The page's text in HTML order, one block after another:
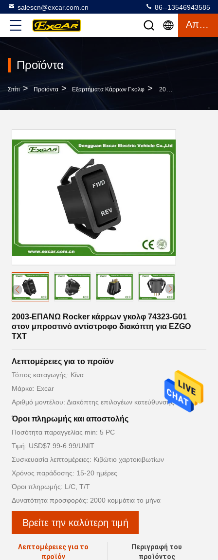
salescn@excar.com.cn 86--13546943585
Απόσπασμα
Προϊόντα
Σπίτι > Προϊόντα > Εξαρτήματα Κάρρων Γκολφ > 2003-ΕΠΑΝΩ Rocker Κάρρων Γκολφ 74323-G01 Στον Μπροστινό Αντίστροφο Διακόπτη Για EZGO TXT
2003-ΕΠΑΝΩ Rocker κάρρων γκολφ 74323-G01
στον μπροστινό αντίστροφο διακόπτη για EZGO
TXT
Λεπτομέρειες για το προϊόν
Τόπος καταγωγής: Κίνα
Μάρκα: Excar
Αριθμό μοντέλου: Διακόπτης επιλογέων κατεύθυνσης
Όροι πληρωμής και αποστολής
Ποσότητα παραγγελίας min: 5 PC
Τιμή: USD$7.99-6.99/UNIT
Συσκευασία λεπτομέρειες: Κιβώτιο χαρτοκιβωτίων
Χρόνος παράδοσης: 15-20 ημέρες
Όροι πληρωμής: L/C, T/T
Δυνατότητα προσφοράς: 2000 κομμάτια το μήνα
Βρείτε την καλύτερη τιμή
Λεπτομέρειες για το
προϊόν
Περιγραφή του
προϊόντος